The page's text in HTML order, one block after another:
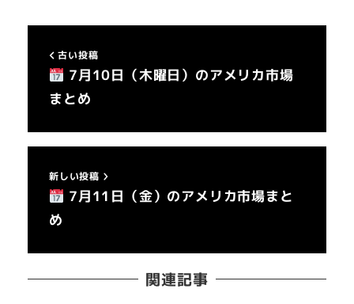
古い投稿
7月10日（木曜日）のアメリカ市場
まとめ
新しい投稿
7月11日（金）のアメリカ市場まと
め
関連記事